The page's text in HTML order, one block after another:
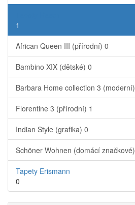
1
African Queen III (přírodní) 0
Bambino XIX (dětské) 0
Barbara Home collection 3 (moderní)
Florentine 3 (přírodní) 1
Indian Style (grafika) 0
Schöner Wohnen (domácí značkové)
Tapety Erismann
0